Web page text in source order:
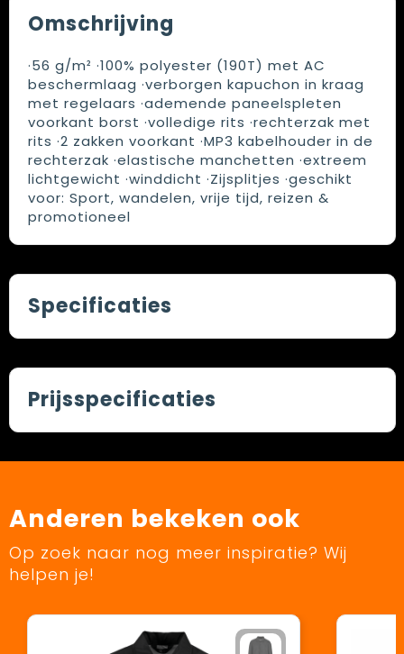
Omschrijving
·56 g/m² ·100% polyester (190T) met AC
beschermlaag ·verborgen kapuchon in kraag
met regelaars ·ademende paneelspleten
voorkant borst ·volledige rits ·rechterzak met
rits ·2 zakken voorkant ·MP3 kabelhouder in de
rechterzak ·elastische manchetten ·extreem
lichtgewicht ·winddicht ·Zijsplitjes ·geschikt
voor: Sport, wandelen, vrije tijd, reizen &
promotioneel
Specificaties
Prijsspecificaties
Anderen bekeken ook
Op zoek naar nog meer inspiratie? Wij
helpen je!